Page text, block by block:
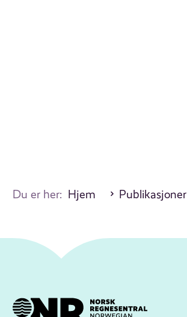
Du er her: Hjem Publikasjoner